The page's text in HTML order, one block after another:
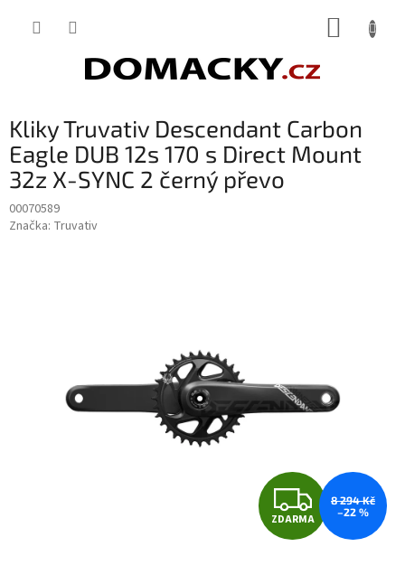
Kliky Truvativ Descendant Carbon
Eagle DUB 12s 170 s Direct Mount
32z X-SYNC 2 černý převo
00070589
Značka: Truvativ
Z
D
ZDARMA
8 294 Kč
–22 %